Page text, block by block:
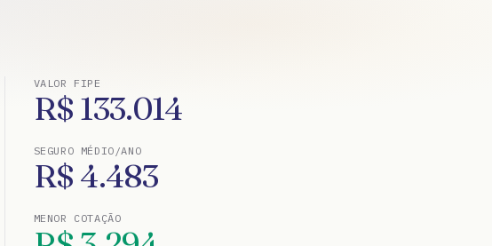
VALOR FIPE
R$ 133.014
SEGURO MÉDIO/ANO
R$ 4.483
MENOR COTAÇÃO